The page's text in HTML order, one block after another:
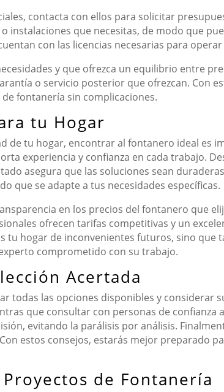
contacta con ellos para solicitar
instalaciones que necesitas, de modo que
con las licencias necesarias para
y que ofrezca un equilibrio entre
o servicio posterior que ofrezcan. Con
fontanería sin complicaciones.
tu Hogar
de tu hogar, encontrar al fontanero ideal es
experiencia y confianza en cada trabajo.
asegura que las soluciones sean
que se adapte a tus necesidades específicas.
en los precios del fontanero que
ofrecen tarifas competitivas y un
hogar de inconvenientes futuros, sino que
comprometido con su trabajo.
Acertada
todas las opciones disponibles y considerar
que consultar con personas de confianza
evitando la parálisis por análisis.
estos consejos, estarás mejor preparado
de Fontanería